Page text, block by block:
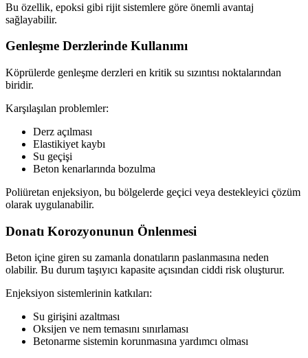
Bu özellik, epoksi gibi rijit sistemlere göre önemli avantaj
sağlayabilir.
Genleşme Derzlerinde Kullanımı
Köprülerde genleşme derzleri en kritik su sızıntısı noktalarından
biridir.
Karşılaşılan problemler:
Derz açılması
Elastikiyet kaybı
Su geçişi
Beton kenarlarında bozulma
Poliüretan enjeksiyon, bu bölgelerde geçici veya destekleyici çözüm
olarak uygulanabilir.
Donatı Korozyonunun Önlenmesi
Beton içine giren su zamanla donatıların paslanmasına neden
olabilir. Bu durum taşıyıcı kapasite açısından ciddi risk oluşturur.
Enjeksiyon sistemlerinin katkıları:
Su girişini azaltması
Oksijen ve nem temasını sınırlaması
Betonarme sistemin korunmasına yardımcı olması